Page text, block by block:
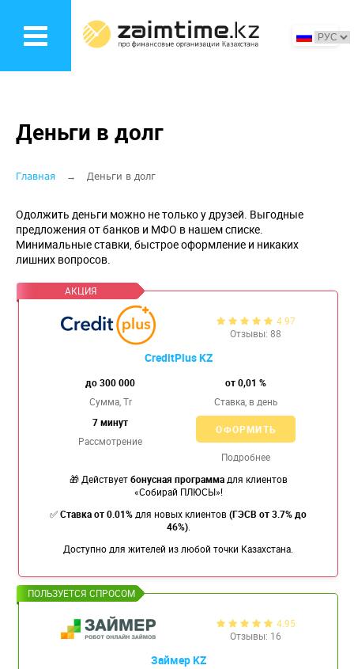
основному
Деньги в долг
Строка
навигации
Главная Деньги в долг
Одолжить деньги можно не только у друзей. Выгодные
предложения от банков и МФО в нашем списке.
Минимальные ставки, быстрое оформление и никаких
лишних вопросов.
4.97
Отзывы: 88
CreditPlus KZ
до 300 000
Сумма, Tr
от 0,01 %
Ставка, в день
7 минут
Рассмотрение
ОФОРМИТЬ
Подробнее
🎁 Действуетбонусная программадля клиентов
«Собирай ПЛЮСЫ»!
✅Ставка от 0.01% для новых клиентов (ГЭСВ от 3.7% до
46%).
Доступно для жителей из любой точки Казахстана.
4.95
Отзывы: 16
Займер KZ